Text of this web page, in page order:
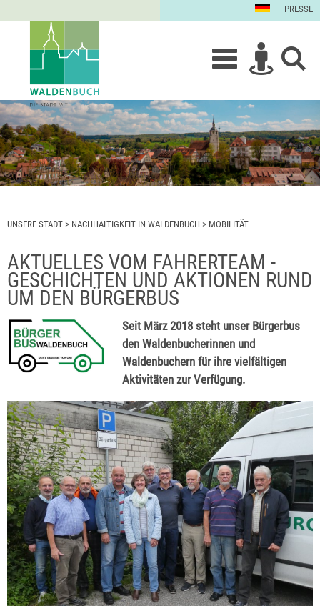
PRESSE
UNSERE STADT > NACHHALTIGKEIT IN WALDENBUCH > MOBILITÄT
AKTUELLES VOM FAHRERTEAM -
GESCHICHTEN UND AKTIONEN RUND
UM DEN BÜRGERBUS
Seit März 2018 steht unser Bürgerbus
den Waldenbucherinnen und
Waldenbuchern für ihre vielfältigen
Aktivitäten zur Verfügung.